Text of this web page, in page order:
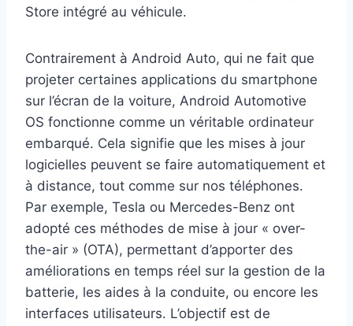
Store intégré au véhicule.
Contrairement à Android Auto, qui ne fait que
projeter certaines applications du smartphone
sur l’écran de la voiture, Android Automotive
OS fonctionne comme un véritable ordinateur
embarqué. Cela signifie que les mises à jour
logicielles peuvent se faire automatiquement et
à distance, tout comme sur nos téléphones.
Par exemple, Tesla ou Mercedes-Benz ont
adopté ces méthodes de mise à jour « over-
the-air » (OTA), permettant d’apporter des
améliorations en temps réel sur la gestion de la
batterie, les aides à la conduite, ou encore les
interfaces utilisateurs. L’objectif est de